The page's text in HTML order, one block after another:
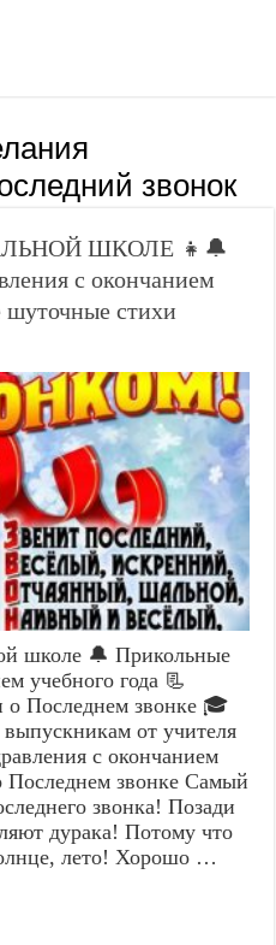
звонок
ШКОЛЕ 👧🔔
с окончанием
шуточные стихи
школе 🔔 Прикольные
учебного года 📃
Последнем звонке 🎓
от учителя
с окончанием
звонке Самый
звонка! Позади
дурака! Потому что
лето! Хорошо …